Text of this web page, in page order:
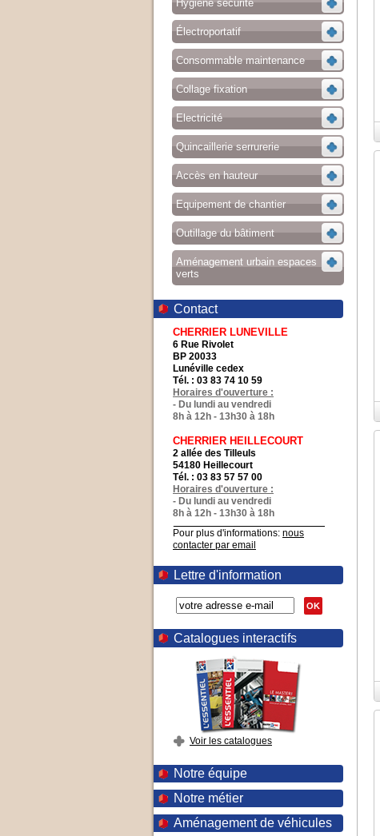
Hygiène sécurité
Électroportatif
Consommable maintenance
Collage fixation
Electricité
Quincaillerie serrurerie
Accès en hauteur
Equipement de chantier
Outillage du bâtiment
Aménagement urbain espaces
verts
Contact
CHERRIER LUNEVILLE
6 Rue Rivolet
BP 20033
Lunéville cedex
Tél. : 03 83 74 10 59
Horaires d'ouverture :
- Du lundi au vendredi
8h à 12h - 13h30 à 18h
CHERRIER HEILLECOURT
2 allée des Tilleuls
54180 Heillecourt
Tél. : 03 83 57 57 00
Horaires d'ouverture :
- Du lundi au vendredi
8h à 12h - 13h30 à 18h
Pour plus d'informations: nous
contacter par email
Lettre d'information
OK
Catalogues interactifs
Voir les catalogues
Notre équipe
Notre métier
Aménagement de véhicules